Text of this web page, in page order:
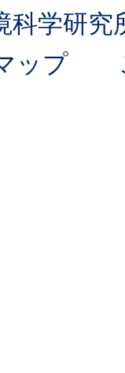
科学研
ップ